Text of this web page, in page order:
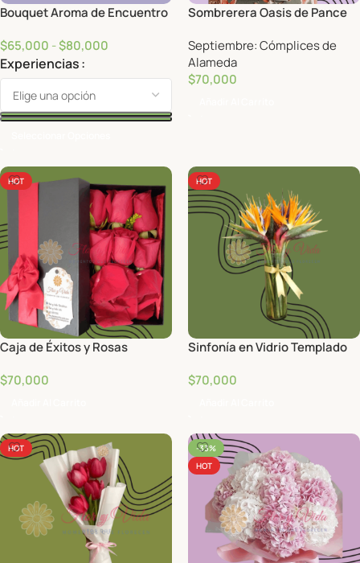
Bouquet Aroma de Encuentro
$65,000 -$80,000
Experiencias
Sombrerera Oasis de Pance
Septiembre: Cómplices de
Alameda
$70,000
HOT
Caja de Éxitos y Rosas
$70,000
HOT
Sinfonía en Vidrio Templado
$70,000
HOT
-33%
HOT